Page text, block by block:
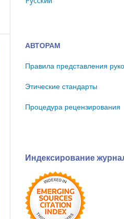
АВТОРАМ
Правила представления
Этические стандарты
Процедура рецензирования
Индексирование